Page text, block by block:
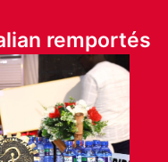
remportés